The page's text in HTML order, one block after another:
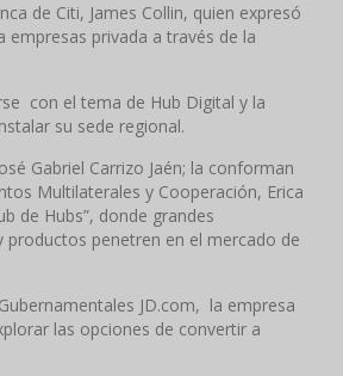
de Citi, James Collin, quien expresó
privada a través de la
con el tema de Hub Digital y la
su sede regional.
Gabriel Carrizo Jaén; la conforman
Multilaterales y Cooperación, Erica
de Hubs”, donde grandes
penetren en el mercado de
JD.com, la empresa
las opciones de convertir a